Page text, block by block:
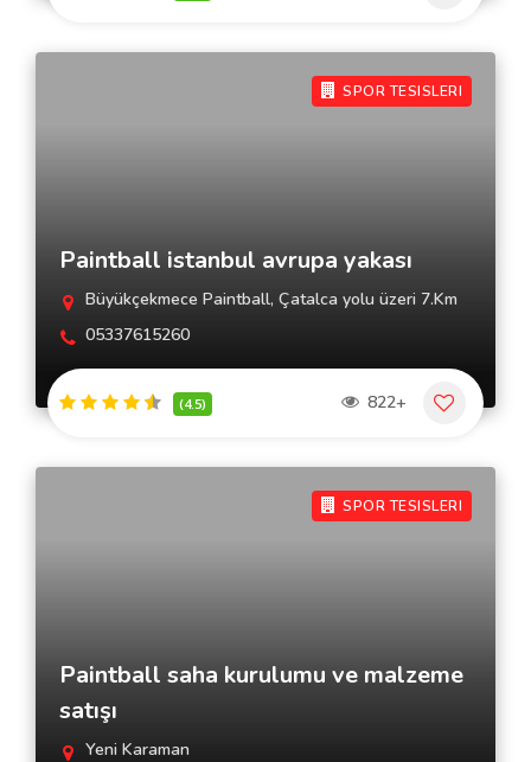
SPOR TESISLERI
Paintball istanbul avrupa yakası
Büyükçekmece Paintball, Çatalca yolu üzeri 7.Km
05337615260
(4.5) 822+
SPOR TESISLERI
Paintball saha kurulumu ve malzeme
satışı
Yeni Karaman